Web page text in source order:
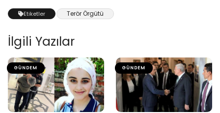
Etiketler Terör Örgütü
İlgili Yazılar
GÜNDEM GÜNDEM